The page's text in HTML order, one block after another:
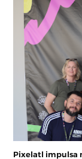
Pixelatl impulsa